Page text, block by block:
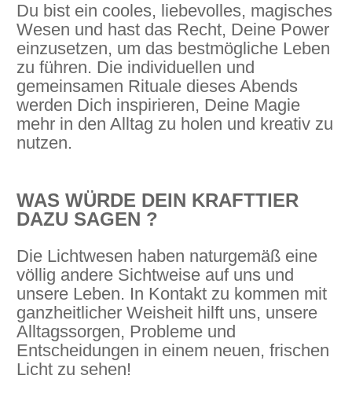
Du bist ein cooles, liebevolles, magisches
Wesen und hast das Recht, Deine Power
einzusetzen, um das bestmögliche Leben
zu führen. Die individuellen und
gemeinsamen Rituale dieses Abends
werden Dich inspirieren, Deine Magie
mehr in den Alltag zu holen und kreativ zu
nutzen.
WAS WÜRDE DEIN KRAFTTIER
DAZU SAGEN ?
Die Lichtwesen haben naturgemäß eine
völlig andere Sichtweise auf uns und
unsere Leben. In Kontakt zu kommen mit
ganzheitlicher Weisheit hilft uns, unsere
Alltagssorgen, Probleme und
Entscheidungen in einem neuen, frischen
Licht zu sehen!